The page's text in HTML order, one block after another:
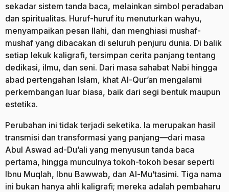
sekadar sistem tanda baca, melainkan simbol peradaban
dan spiritualitas. Huruf-huruf itu menuturkan wahyu,
menyampaikan pesan Ilahi, dan menghiasi mushaf-
mushaf yang dibacakan di seluruh penjuru dunia. Di balik
setiap lekuk kaligrafi, tersimpan cerita panjang tentang
dedikasi, ilmu, dan seni. Dari masa sahabat Nabi hingga
abad pertengahan Islam, khat Al-Qur’an mengalami
perkembangan luar biasa, baik dari segi bentuk maupun
estetika.
Perubahan ini tidak terjadi seketika. Ia merupakan hasil
transmisi dan transformasi yang panjang—dari masa
Abul Aswad ad-Du’ali yang menyusun tanda baca
pertama, hingga munculnya tokoh-tokoh besar seperti
Ibnu Muqlah, Ibnu Bawwab, dan Al-Mu’tasimi. Tiga nama
ini bukan hanya ahli kaligrafi; mereka adalah pembaharu